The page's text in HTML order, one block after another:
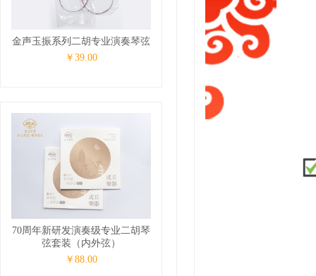
金声玉振系列二胡专业演奏琴弦
￥39.00
70周年新研发演奏级专业二胡琴
弦套装（内外弦）
￥88.00